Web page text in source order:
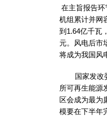
在主旨报告
机组累计并网
到1.64亿千瓦
元。风电后市
将成为我国风
国家发改
所可再生能源
区会成为最为
模要在下半年